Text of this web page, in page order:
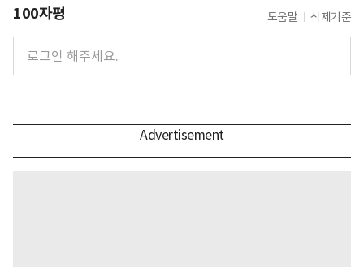
100자평 도움말 삭제기준